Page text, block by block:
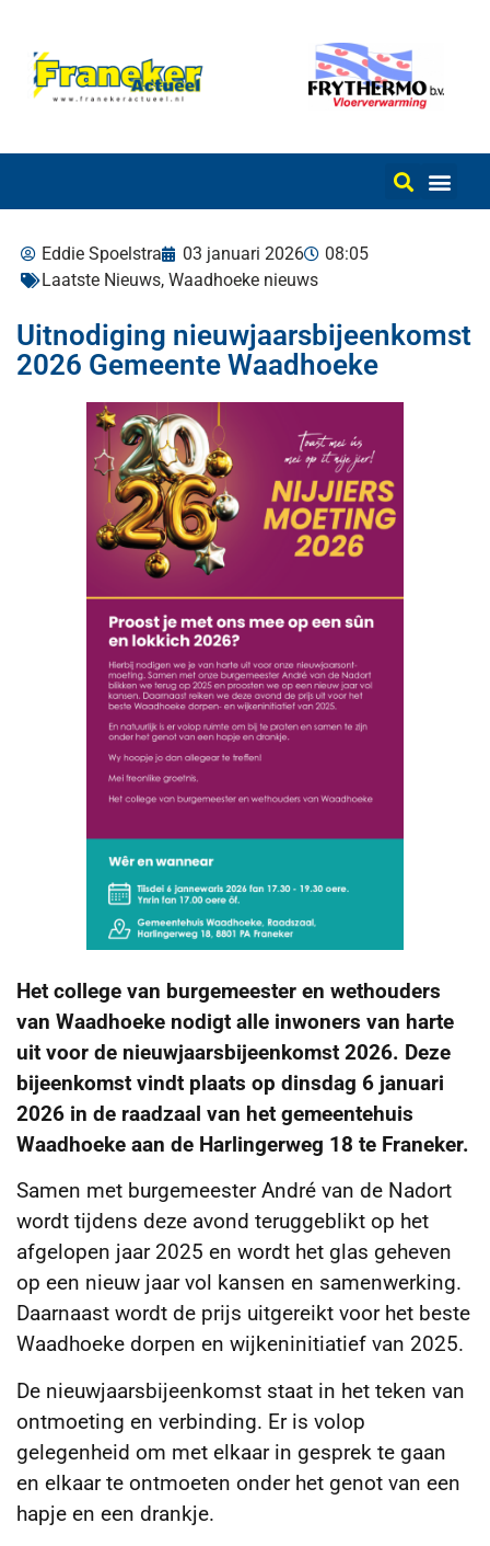
Eddie Spoelstra 03 januari 2026
08:05
Laatste Nieuws, Waadhoeke nieuws
Uitnodiging nieuwjaarsbijeenkomst
2026 Gemeente Waadhoeke
Het college van burgemeester en wethouders
van Waadhoeke nodigt alle inwoners van harte
uit voor de nieuwjaarsbijeenkomst 2026. Deze
bijeenkomst vindt plaats op dinsdag 6 januari
2026 in de raadzaal van het gemeentehuis
Waadhoeke aan de Harlingerweg 18 te Franeker.
Samen met burgemeester André van de Nadort
wordt tijdens deze avond teruggeblikt op het
afgelopen jaar 2025 en wordt het glas geheven
op een nieuw jaar vol kansen en samenwerking.
Daarnaast wordt de prijs uitgereikt voor het beste
Waadhoeke dorpen en wijkeninitiatief van 2025.
De nieuwjaarsbijeenkomst staat in het teken van
ontmoeting en verbinding. Er is volop
gelegenheid om met elkaar in gesprek te gaan
en elkaar te ontmoeten onder het genot van een
hapje en een drankje.